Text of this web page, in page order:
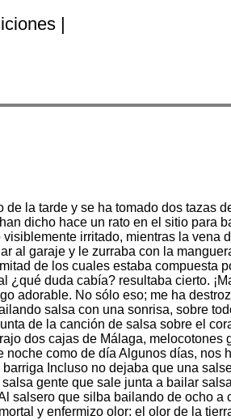
|
la tarde y se ha tomado dos tazas
dicho hace un rato en el sitio para
irritado, mientras la
garaje y le zurraba con la
de los cuales estaba compuesta
duda cabía? resultaba cierto.
adorable. No sólo eso; me ha
salsa con una sonrisa, sobre
de la canción de salsa sobre el
dos cajas de Málaga,
como de día Algunos días,
Incluso no dejaba que una
gente que sale junta a bailar
salsero que silba bailando de ocho
y enfermizo olor: el olor de la